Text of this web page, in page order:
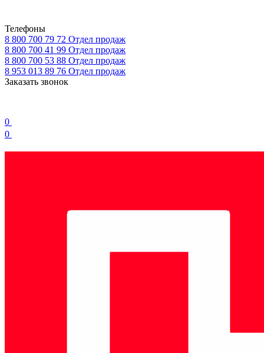
Телефоны
8 800 700 79 72 Отдел продаж
8 800 700 41 99 Отдел продаж
8 800 700 53 88 Отдел продаж
8 953 013 89 76 Отдел продаж
Заказать звонок
0
0